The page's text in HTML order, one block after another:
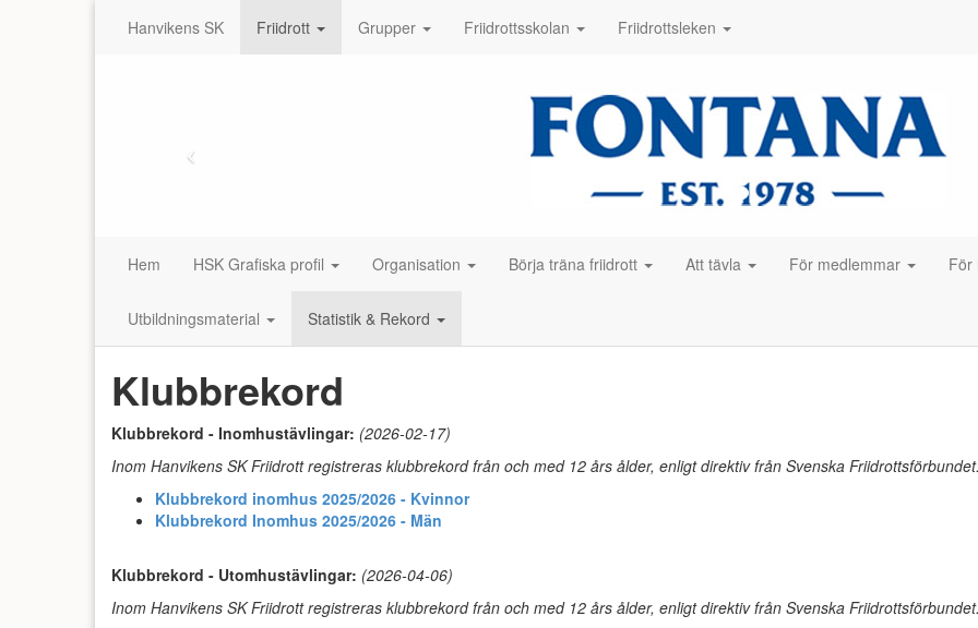
Hanvikens SK Friidrott Grupper Friidrottsskolan Friidrottsleken
Hem HSK Grafiska profil Organisation Börja träna friidrott Att tävla För medlemmar
Utbildningsmaterial Statistik & Rekord
Klubbrekord
Klubbrekord - Inomhustävlingar: (2026-02-17)
Inom Hanvikens SK Friidrott registreras klubbrekord från och med 12 års ålder, enligt direktiv från Svenska
Klubbrekord inomhus 2025/2026 - Kvinnor
Klubbrekord Inomhus 2025/2026 - Män
Klubbrekord - Utomhustävlingar: (2026-04-06)
Inom Hanvikens SK Friidrott registreras klubbrekord från och med 12 års ålder, enligt direktiv från Svenska